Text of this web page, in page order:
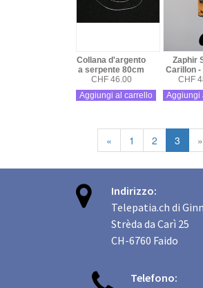
Collana d'argento
a serpente 80cm
CHF 46.00
Aggiungi al carrello
Zaphir
Carillon -
CHF
Aggiungi
« 1 2 3 »

Indirizzo:
Telepatia.ch di
Strèda da Carì 25
CH-6760 Faido
Telefono: